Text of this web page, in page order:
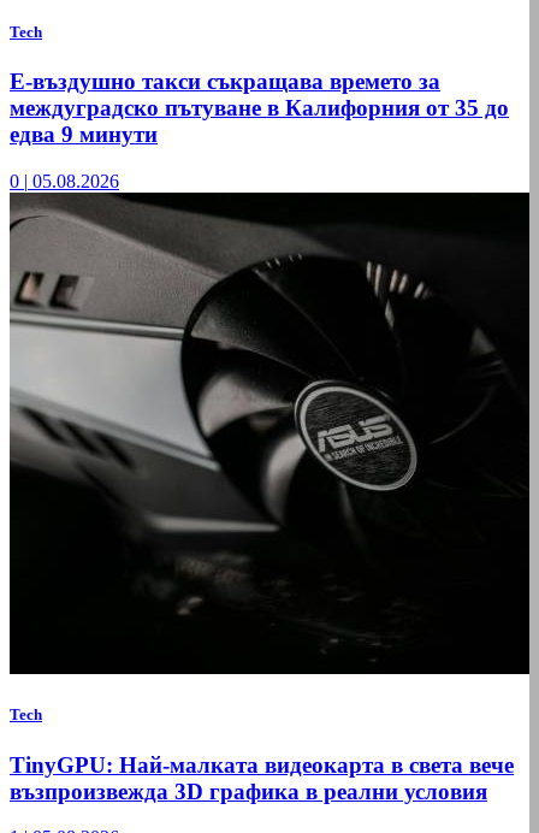
Tech
Е-въздушно такси съкращава времето за
междуградско пътуване в Калифорния от 35 до
едва 9 минути
0 | 05.08.2026
Tech
TinyGPU: Най-малката видеокарта в света вече
възпроизвежда 3D графика в реални условия